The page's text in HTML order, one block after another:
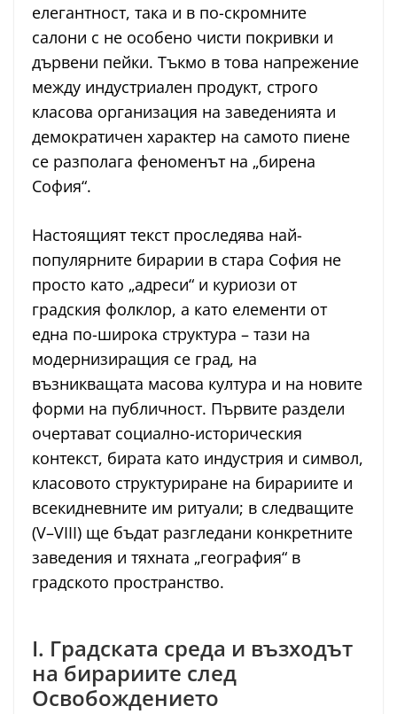
елегантност, така и в по-скромните
салони с не особено чисти покривки и
дървени пейки. Тъкмо в това напрежение
между индустриален продукт, строго
класова организация на заведенията и
демократичен характер на самото пиене
се разполага феноменът на „бирена
София“.
Настоящият текст проследява най-
популярните бирарии в стара София не
просто като „адреси“ и куриози от
градския фолклор, а като елементи от
една по-широка структура – тази на
модернизиращия се град, на
възникващата масова култура и на новите
форми на публичност. Първите раздели
очертават социално-историческия
контекст, бирата като индустрия и символ,
класовото структуриране на бирариите и
всекидневните им ритуали; в следващите
(V–VIII) ще бъдат разгледани конкретните
заведения и тяхната „география“ в
градското пространство.
I. Градската среда и възходът
на бирариите след
Освобождението